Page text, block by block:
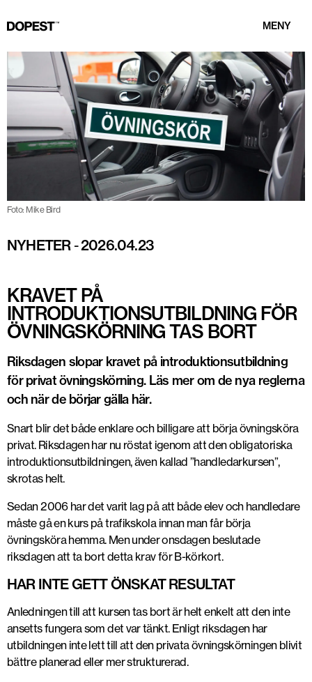
MENY
Foto: Mike Bird
NYHETER-2026.04.23
KRAVET PÅ
INTRODUKTIONSUTBILDNING FÖR
ÖVNINGSKÖRNING TAS BORT
Riksdagen slopar kravet på introduktionsutbildning
för privat övningskörning. Läs mer om de nya reglerna
och när de börjar gälla här.
Snart blir det både enklare och billigare att börja övningsköra
privat. Riksdagen har nu röstat igenom att den obligatoriska
introduktionsutbildningen, även kallad ”handledarkursen”,
skrotas helt.
Sedan 2006 har det varit lag på att både elev och handledare
måste gå en kurs på trafikskola innan man får börja
övningsköra hemma. Men under onsdagen beslutade
riksdagen att ta bort detta krav för B-körkort.
HAR INTE GETT ÖNSKAT RESULTAT
Anledningen till att kursen tas bort är helt enkelt att den inte
ansetts fungera som det var tänkt. Enligt riksdagen har
utbildningen inte lett till att den privata övningskörningen blivit
bättre planerad eller mer strukturerad.